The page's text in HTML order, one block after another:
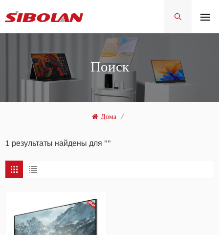
Поиск
Дома /
1 результаты найдены для ""